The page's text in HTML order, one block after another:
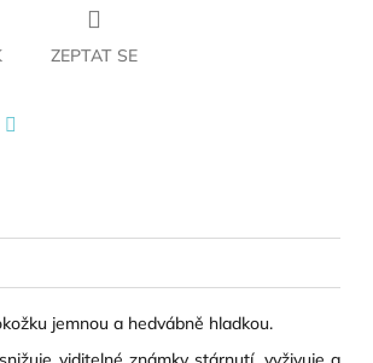
ZEPTAT SE
jemnou a hedvábně hladkou.